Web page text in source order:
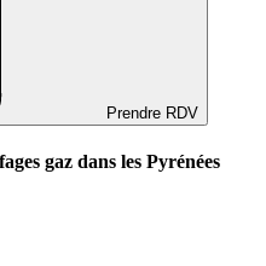
Prendre RDV
gaz dans les Pyrénées